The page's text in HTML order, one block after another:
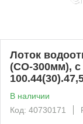
Лоток
(СО-300мм),
В наличии
Код: 40730171